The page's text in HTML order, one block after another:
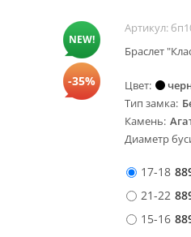
NEW!
-35%
Артикул:
Браслет
Цвет
Тип замка
Камень
Диаметр
17-18
21-22
15-16